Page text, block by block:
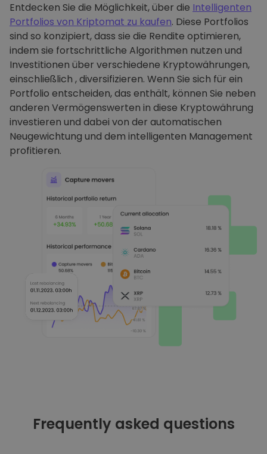
Entdecken Sie die Möglichkeit, über die Intelligenten
Portfolios von Kriptomat zu kaufen. Diese Portfolios
sind so konzipiert, dass sie die Rendite optimieren,
indem sie fortschrittliche Algorithmen nutzen und
Investitionen über verschiedene Kryptowährungen,
einschließlich , diversifizieren. Wenn Sie sich für ein
Portfolio entscheiden, das enthält, können Sie neben
anderen Vermögenswerten in diese Kryptowährung
investieren und dabei von der automatischen
Neugewichtung und dem intelligenten Management
profitieren.
Frequently asked questions